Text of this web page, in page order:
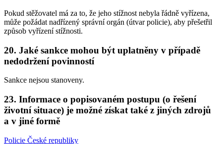
Pokud stěžovatel má za to, že jeho stížnost nebyla řádně vyřízena,
může požádat nadřízený správní orgán (útvar policie), aby přešetřil
způsob vyřízení stížnosti.
20. Jaké sankce mohou být uplatněny v případě
nedodržení povinností
Sankce nejsou stanoveny.
23. Informace o popisovaném postupu (o řešení
životní situace) je možné získat také z jiných zdrojů
a v jiné formě
Policie České republiky